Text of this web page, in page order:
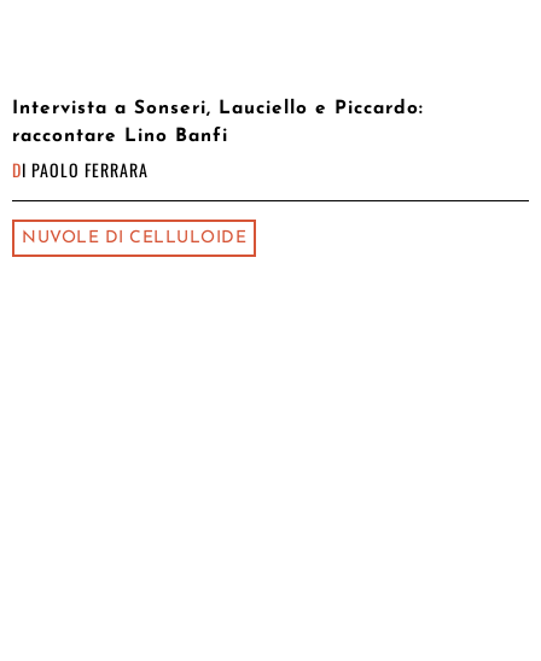
Intervista a Sonseri, Lauciello e Piccardo:
raccontare Lino Banfi
DI PAOLO FERRARA
NUVOLE DI CELLULOIDE